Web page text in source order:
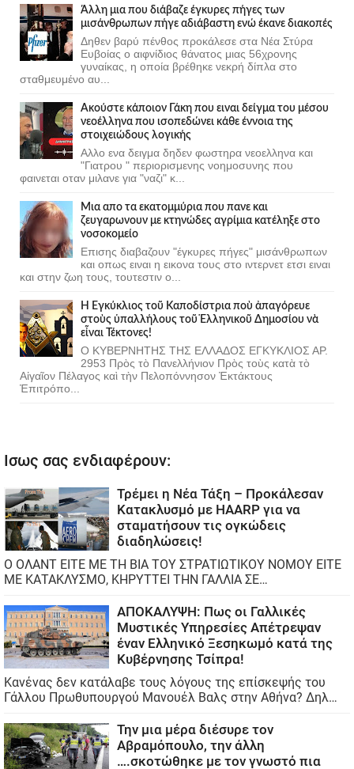
Άλλη μια που διάβαζε έγκυρες πήγες των
μισάνθρωπων πήγε αδιάβαστη ενώ έκανε διακοπές
Δηθεν βαρύ πένθος προκάλεσε στα Νέα Στύρα
Ευβοίας ο αιφνίδιος θάνατος μιας 56χρονης
γυναίκας, η οποία βρέθηκε νεκρή δίπλα στο
σταθμευμένο αυ...
Ακούστε κάποιον Γάκη που ειναι δείγμα του μέσου
νεοέλληνα που ισοπεδώνει κάθε έννοια της
στοιχειώδους λογικής
Αλλο ενα δειγμα δηδεν φωστηρα νεοελληνα και
"Γιατρου " περιορισμενης νοημοσυνης που
φαινεται οταν μιλανε για "ναζι" κ...
Μια απο τα εκατομμύρια που πανε και
ζευγαρωνουν με κτηνώδες αγρίμια κατέληξε στο
νοσοκομείο
Επισης διαβαζουν "έγκυρες πήγες" μισάνθρωπων
και οπως ειναι η εικονα τους στο ιντερνετ ετσι ειναι
και στην ζωη τους, τουτεστιν ο...
Ἡ Ἐγκύκλιος τοῦ Καποδίστρια ποὺ ἀπαγόρευε
στοὺς ὑπαλλήλους τοῦ Ἑλληνικοῦ Δημοσίου νὰ
εἶναι Τέκτονες!
Ο ΚΥΒΕΡΝΗΤΗΣ ΤΗΣ ΕΛΛΑΔΟΣ ΕΓΚΥΚΛΙΟΣ ΑΡ.
2953 Πρὸς τὸ Πανελλήνιον Πρὸς τοὺς κατὰ τὸ
Αἰγαῖον Πέλαγος καὶ τὴν Πελοπόννησον Ἐκτάκτους
Ἐπιτρόπο...